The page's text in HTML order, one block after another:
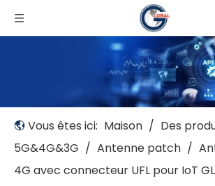
Vous êtes ici: Maison / Des
5G&4G&3G / Antenne patch /
4G avec connecteur UFL pour IoT